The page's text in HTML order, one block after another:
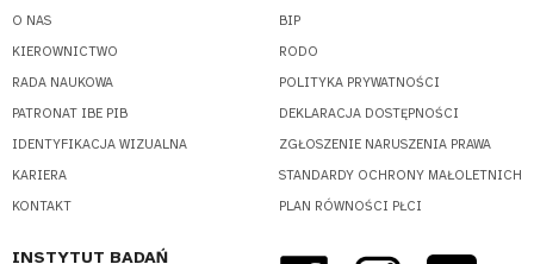
O NAS
KIEROWNICTWO
RADA NAUKOWA
PATRONAT IBE PIB
IDENTYFIKACJA WIZUALNA
KARIERA
KONTAKT
BIP
RODO
POLITYKA PRYWATNOŚCI
DEKLARACJA DOSTĘPNOŚCI
ZGŁOSZENIE NARUSZENIA PRAWA
STANDARDY OCHRONY MAŁOLETNICH
PLAN RÓWNOŚCI PŁCI
INSTYTUT BADAŃ